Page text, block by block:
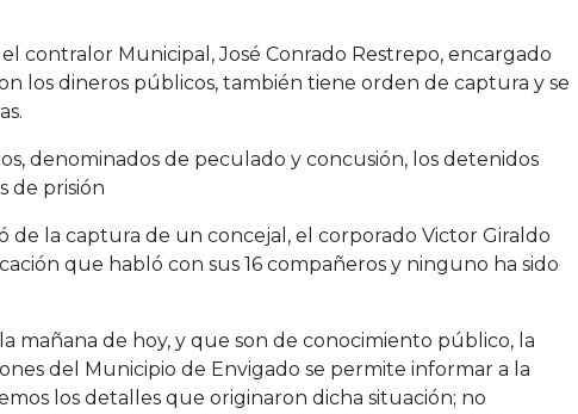
contralor Municipal, José Conrado Restrepo, encargado
los dineros públicos, también tiene orden de captura y se
denominados de peculado y concusión, los detenidos
de prisión
de la captura de un concejal, el corporado Victor Giraldo
que habló con sus 16 compañeros y ninguno ha sido
mañana de hoy, y que son de conocimiento público, la
del Municipio de Envigado se permite informar a la
los detalles que originaron dicha situación; no